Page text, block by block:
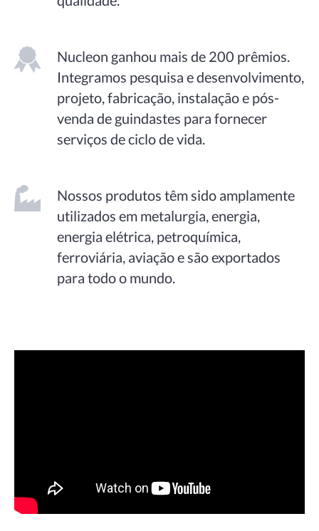
Nucleon ganhou mais de 200 prêmios.
Integramos pesquisa e desenvolvimento,
projeto, fabricação, instalação e pós-
venda de guindastes para fornecer
serviços de ciclo de vida.
Nossos produtos têm sido amplamente
utilizados em metalurgia, energia,
energia elétrica, petroquímica,
ferroviária, aviação e são exportados
para todo o mundo.